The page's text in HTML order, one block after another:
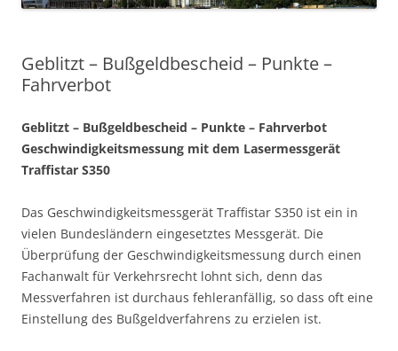
Geblitzt – Bußgeldbescheid – Punkte –
Fahrverbot
Geblitzt – Bußgeldbescheid – Punkte – Fahrverbot
Geschwindigkeitsmessung mit dem Lasermessgerät
Traffistar S350
Das Geschwindigkeitsmessgerät Traffistar S350 ist ein in
vielen Bundesländern eingesetztes Messgerät. Die
Überprüfung der Geschwindigkeitsmessung durch einen
Fachanwalt für Verkehrsrecht lohnt sich, denn das
Messverfahren ist durchaus fehleranfällig, so dass oft eine
Einstellung des Bußgeldverfahrens zu erzielen ist.